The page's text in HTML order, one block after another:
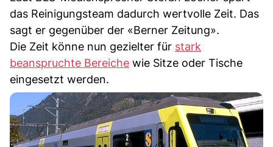
das Reinigungsteam dadurch wertvolle Zeit. Das
sagt er gegenüber der «Berner Zeitung».
Die Zeit könne nun gezielter für stark
beanspruchte Bereiche wie Sitze oder Tische
eingesetzt werden.